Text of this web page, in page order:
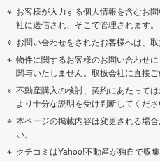
お客様が入力する個人情報を含むお
社に送信され、そこで管理されます。
お問い合わせをされたお客様へは、取
物件に関するお客様のお問い合わせ
関与いたしません。取扱会社に直接ご
不動産購入の検討、契約にあたって
より十分な説明を受け判断してくださ
本ページの掲載内容は変更される場
い。
クチコミはYahoo!不動産が独自で収